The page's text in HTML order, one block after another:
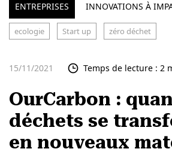
ENTREPRISES INNOVATIONS À
ecologie Start up zéro déchet
15/11/2021 Temps de lecture : 2
OurCarbon :
déchets se
en nouveaux